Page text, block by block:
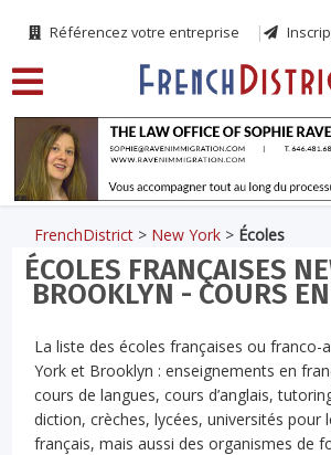
Référencez votre entreprise
FrenchDistrict > New York > Écoles
ÉCOLES FRANÇAISES
BROOKLYN - COURS
La liste des écoles françaises ou franco-
York et Brooklyn : enseignements en
cours de langues, cours d’anglais,
diction, crèches, lycées, universités pour
français, mais aussi des organismes de